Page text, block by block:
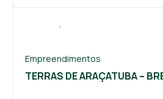
Empreendimentos
TERRAS DE ARAÇATUBA –